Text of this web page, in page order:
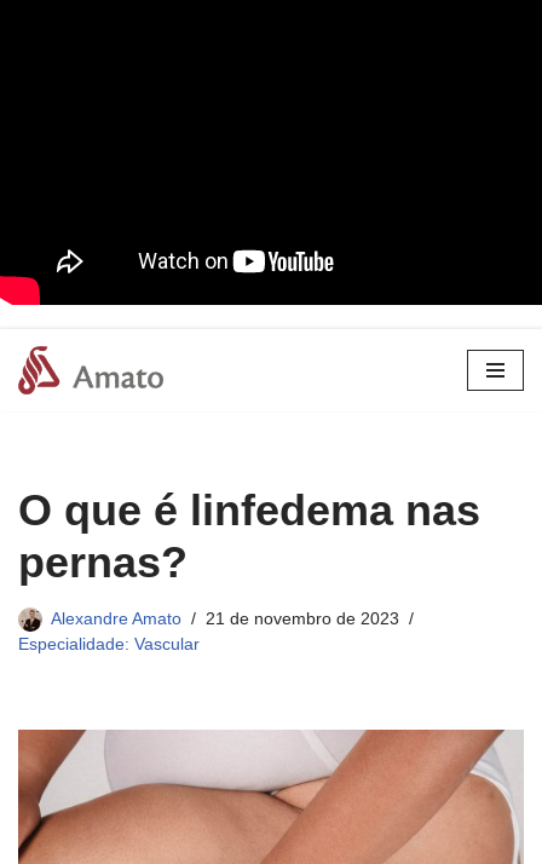
Pular
O que é linfedema nas
pernas?
Alexandre Amato
21 de novembro de 2023
Especialidade: Vascular